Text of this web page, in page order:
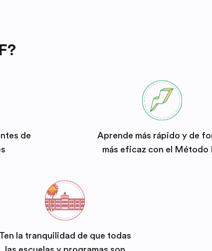
de
Aprende más rápido y de
más eficaz con el Método
Ten la tranquilidad de que todas